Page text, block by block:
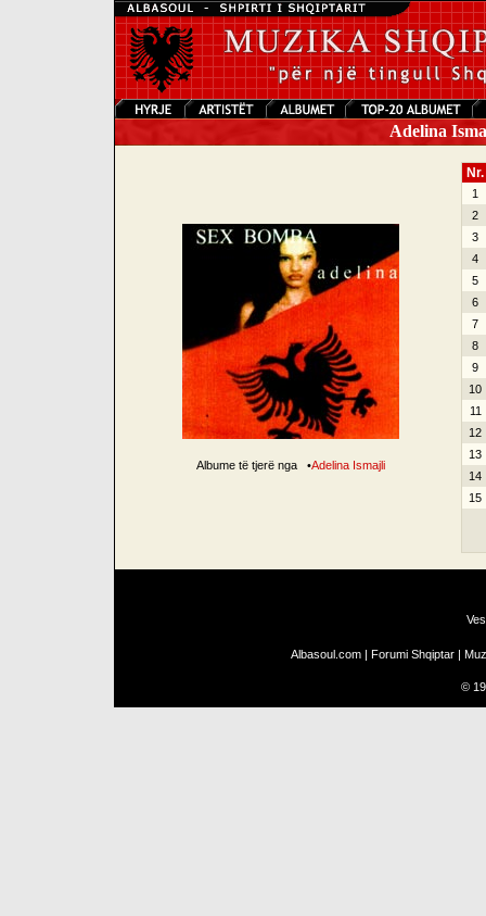
Adelina
Albume të tjerë nga •Adelina Ismajli
Nr.
1
2
3
4
5
6
7
8
9
10
11
12
13
14
15
Albasoul.com | Forumi Shqiptar |
©